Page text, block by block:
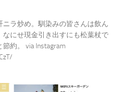
ラ炒め。馴染みの皆さんは飲ん
にせ現金引き出すにも松葉杖で
約。 via Instagram